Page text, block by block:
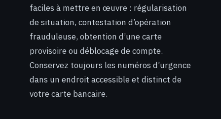
faciles à mettre en œuvre : régularisation
de situation, contestation d’opération
frauduleuse, obtention d’une carte
provisoire ou déblocage de compte.
Conservez toujours les numéros d’urgence
dans un endroit accessible et distinct de
votre carte bancaire.